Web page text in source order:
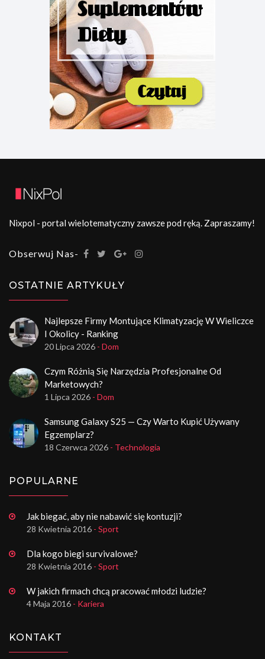
Nixpol - portal wielotematyczny zawsze pod ręką. Zapraszamy!
Obserwuj Nas-
OSTATNIE ARTYKUŁY
Najlepsze Firmy Montujące Klimatyzację W Wieliczce
I Okolicy - Ranking
20 Lipca 2026 - Dom
Czym Różnią Się Narzędzia Profesjonalne Od
Marketowych?
1 Lipca 2026 - Dom
Samsung Galaxy S25 — Czy Warto Kupić Używany
Egzemplarz?
18 Czerwca 2026 - Technologia
POPULARNE
Jak biegać, aby nie nabawić się kontuzji?
28 Kwietnia 2016 - Sport
Dla kogo biegi survivalowe?
28 Kwietnia 2016 - Sport
W jakich firmach chcą pracować młodzi ludzie?
4 Maja 2016 - Kariera
KONTAKT